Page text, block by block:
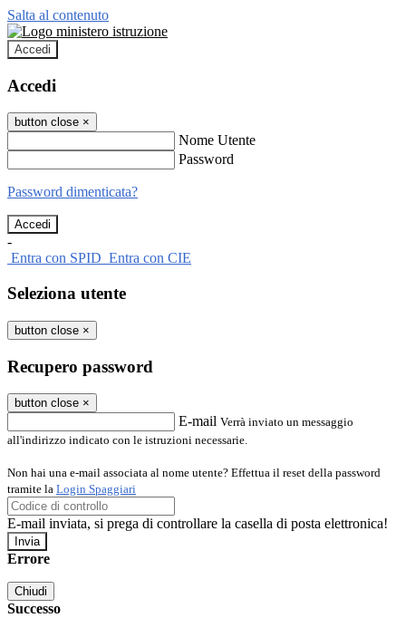
Salta al contenuto
Accedi
Accedi
button close ×
Nome Utente
Password
Password dimenticata?
-
Entra con SPID Entra con CIE
Seleziona utente
button close ×
Recupero password
button close ×
E-mail Verrà inviato un messaggio
all'indirizzo indicato con le istruzioni necessarie.
Non hai una e-mail associata al nome utente? Effettua il reset della password
tramite la Login Spaggiari
E-mail inviata, si prega di controllare la casella di posta elettronica!
Errore
Chiudi
Successo